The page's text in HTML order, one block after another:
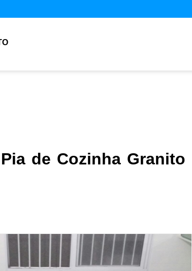
de Cozinha Granito